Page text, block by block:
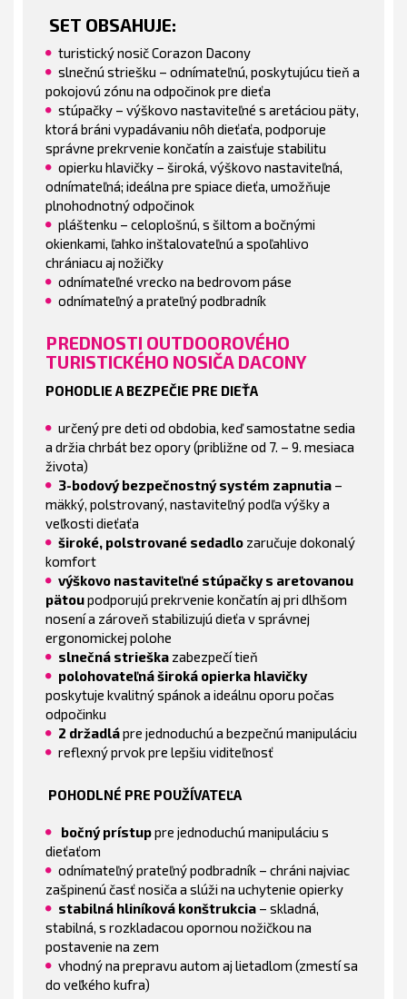
SET OBSAHUJE:
turistický nosič Corazon Dacony
slnečnú striešku – odnímateľnú, poskytujúcu tieň a
pokojovú zónu na odpočinok pre dieťa
stúpačky – výškovo nastaviteľné s aretáciou päty,
ktorá bráni vypadávaniu nôh dieťaťa, podporuje
správne prekrvenie končatín a zaisťuje stabilitu
opierku hlavičky – široká, výškovo nastaviteľná,
odnímateľná; ideálna pre spiace dieťa, umožňuje
plnohodnotný odpočinok
pláštenku – celoplošnú, s šiltom a bočnými
okienkami, ľahko inštalovateľnú a spoľahlivo
chrániacu aj nožičky
odnímateľné vrecko na bedrovom páse
odnímateľný a prateľný podbradník
PREDNOSTI OUTDOOROVÉHO
TURISTICKÉHO NOSIČA DACONY
POHODLIE A BEZPEČIE PRE DIEŤA
určený pre deti od obdobia, keď samostatne sedia
a držia chrbát bez opory (približne od 7. – 9. mesiaca
života)
3-bodový bezpečnostný systém zapnutia –
mäkký, polstrovaný, nastaviteľný podľa výšky a
veľkosti dieťaťa
široké, polstrované sedadlo zaručuje dokonalý
komfort
výškovo nastaviteľné stúpačky s aretovanou
pätoupodporujú prekrvenie končatín aj pri dlhšom
nosení a zároveň stabilizujú dieťa v správnej
ergonomickej polohe
slnečná strieška zabezpečí tieň
polohovateľná široká opierka hlavičky
poskytuje kvalitný spánok a ideálnu oporu počas
odpočinku
2 držadlápre jednoduchú a bezpečnú manipuláciu
reflexný prvok pre lepšiu viditeľnosť
POHODLNÉ PRE POUŽÍVATEĽA
bočný prístuppre jednoduchú manipuláciu s
dieťaťom
odnímateľný prateľný podbradník – chráni najviac
zašpinenú časť nosiča a slúži na uchytenie opierky
stabilná hliníková konštrukcia – skladná,
stabilná, s rozkladacou opornou nožičkou na
postavenie na zem
vhodný na prepravu autom aj lietadlom (zmestí sa
do veľkého kufra)